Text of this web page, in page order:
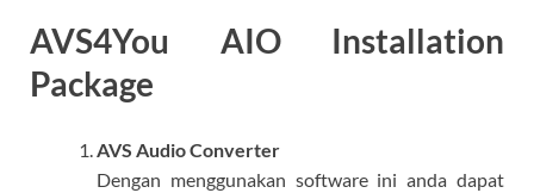
AVS4You AIO Installation
Package
AVS Audio Converter
Dengan menggunakan software ini anda dapat